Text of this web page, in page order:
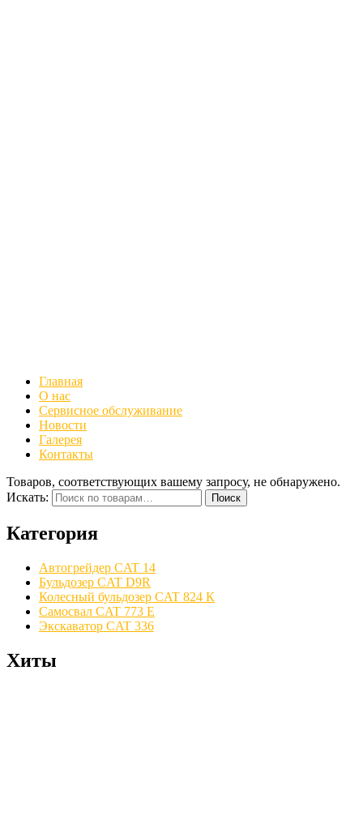
Главная
О нас
Сервисное обслуживание
Новости
Галерея
Контакты
Товаров, соответствующих вашему запросу, не обнаружено.
Искать:
Поиск
Категория
Автогрейдер CAT 14
Бульдозер CAT D9R
Колесный бульдозер CAT 824 К
Самосвал CAT 773 E
Экскаватор CAT 336
Хиты